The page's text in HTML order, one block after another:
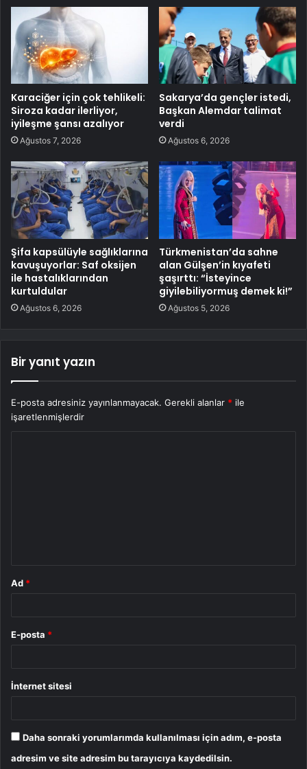
Karaciğer için çok tehlikeli:
Siroza kadar ilerliyor,
iyileşme şansı azalıyor
Ağustos 7, 2026
Sakarya’da gençler istedi,
Başkan Alemdar talimat
verdi
Ağustos 6, 2026
Şifa kapsülüyle sağlıklarına
kavuşuyorlar: Saf oksijen
ile hastalıklarından
kurtuldular
Ağustos 6, 2026
Türkmenistan’da sahne
alan Gülşen’in kıyafeti
şaşırttı: “İsteyince
giyilebiliyormuş demek ki!”
Ağustos 5, 2026
Bir yanıt yazın
E-posta adresiniz yayınlanmayacak. Gerekli alanlar * ile
işaretlenmişlerdir
Ad *
E-posta *
İnternet sitesi
Daha sonraki yorumlarımda kullanılması için adım, e-posta
adresim ve site adresim bu tarayıcıya kaydedilsin.